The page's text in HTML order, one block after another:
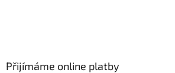
Přijímáme online platby